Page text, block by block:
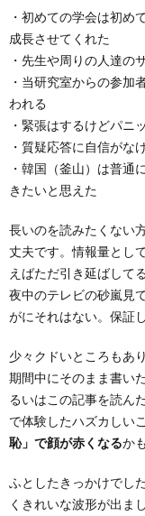
・初めての学会は初め
成長させてくれた
・先生や周りの人達の
・当研究室からの参加
われる
・緊張はするけどパニ
・質疑応答に自信がな
・韓国（釜山）は普通
きたいと思えた
長いのを読みたくない
丈夫です。情報量とし
えばただ引き延ばして
夜中のテレビの砂嵐見
がにそれはない。保証し
少々クドいところもあ
期間中にそのまま書い
るいはこの記事を読ん
で体験したハズカしい
恥」で顔が赤くなるか
ふとしたきっかけでし
くきれいな波形が出ま